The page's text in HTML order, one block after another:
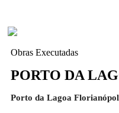
Obras Executadas
PORTO DA
Porto da Lagoa